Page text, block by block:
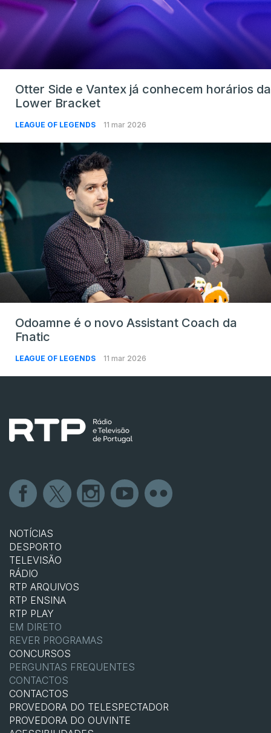
Otter Side e Vantex já conhecem horários da
Lower Bracket
LEAGUE OF LEGENDS 11 mar 2026
Odoamne é o novo Assistant Coach da
Fnatic
LEAGUE OF LEGENDS 11 mar 2026
NOTÍCIAS
DESPORTO
TELEVISÃO
RÁDIO
RTP ARQUIVOS
RTP ENSINA
RTP PLAY
EM DIRETO
REVER PROGRAMAS
CONCURSOS
PERGUNTAS FREQUENTES
CONTACTOS
CONTACTOS
PROVEDORA DO TELESPECTADOR
PROVEDORA DO OUVINTE